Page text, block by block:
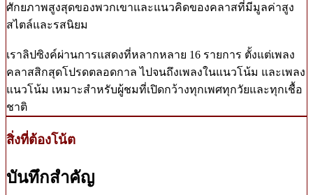
ศักยภาพสูงสุดของพวกเขาและแนวคิดของคลาสที่มีมูลค่าสูง
สไตล์และรสนิยม
เราลิปซิงค์ผ่านการแสดงที่หลากหลาย 16 รายการ ตั้งแต่เพลง
คลาสสิกสุดโปรดตลอดกาล ไปจนถึงเพลงในแนวโน้ม และเพลง
แนวโน้ม เหมาะสำหรับผู้ชมที่เปิดกว้างทุกเพศทุกวัยและทุกเชื้อ
ชาติ
สิ่งที่ต้องโน้ต
บันทึกสำคัญ